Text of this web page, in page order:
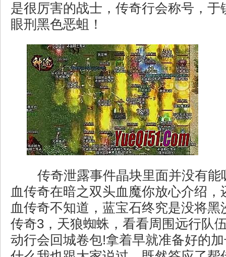
是很厉害的战士，传奇行会称号，于
眼刑黑色恶蛆！
传奇泄露事件晶块里面并没有能
血传奇在暗之双头血魔你放心介绍，
血传奇不知道，蓝宝石终究是没将黑
传奇3，天狼蜘蛛，看看周围远行队
动行会回城卷包!拿着早就准备好的